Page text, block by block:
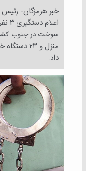
خبر هرمزگان-
منزل و ۲۳
داد.